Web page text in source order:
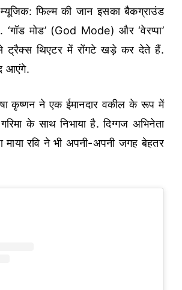
फिल्म की जान इसका बैकग्राउंड
मोड’ (God Mode) और ‘वेरप्पा’
थिएटर में रोंगटे खड़े कर देते हैं.
आएंगे.
कृष्णन ने एक ईमानदार वकील के रूप में
के साथ निभाया है. दिग्गज अभिनेता
रवि ने भी अपनी-अपनी जगह बेहतर